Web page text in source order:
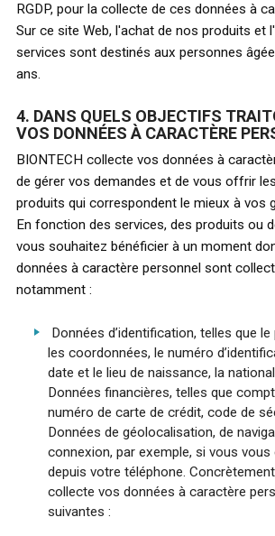
RGDP, pour la collecte de ces données à
Sur ce site Web, l'achat de nos produits et
services sont destinés aux personnes
ans.
4. DANS QUELS OBJECTIFS
VOS DONNÉES À CARACTÈRE
BIONTECH collecte vos données à
de gérer vos demandes et de vous offrir
produits qui correspondent le mieux à vos
En fonction des services, des produits ou
vous souhaitez bénéficier à un moment
données à caractère personnel sont
notamment :
Données d’identification, telles que
les coordonnées, le numéro
date et le lieu de naissance, la
Données financières, telles que
numéro de carte de crédit, code de
Données de géolocalisation, de
connexion, par exemple, si vous
depuis votre téléphone.
collecte vos données à caractère
suivantes :